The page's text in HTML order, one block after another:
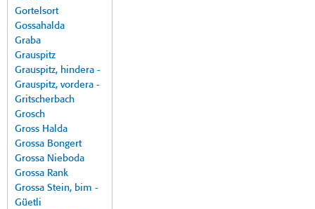
Gortelsort
Gossahalda
Graba
Grauspitz
Grauspitz, hindera -
Grauspitz, vordera -
Gritscherbach
Grosch
Gross Halda
Grossa Bongert
Grossa Nieboda
Grossa Rank
Grossa Stein, bim -
Güetli